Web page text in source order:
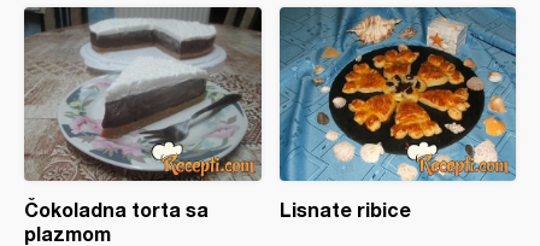
Čokoladna torta sa
plazmom
Lisnate ribice